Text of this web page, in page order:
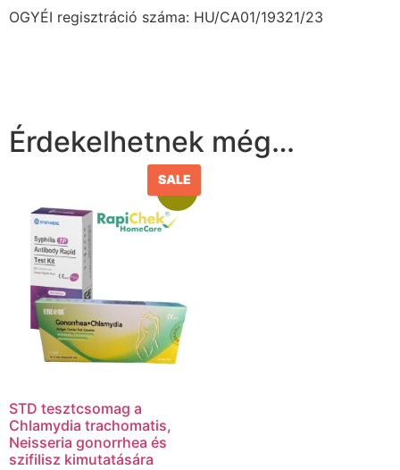
OGYÉI regisztráció száma: HU/CA01/19321/23
Érdekelhetnek még…
SALE
STD tesztcsomag a
Chlamydia trachomatis,
Neisseria gonorrhea és
szifilisz kimutatására